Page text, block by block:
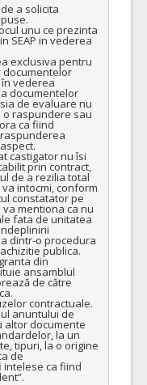
a solicita
unu ce prezinta
SEAP in vederea
exclusiva pentru
vederea
documentelor
de evaluare nu
raspundere sau
ca fiind
castigator nu îsi
prin contract,
de a rezilia total
intocmi, conform
constatator pe
va mentiona ca nu
fata de unitatea
dintr-o procedura
publica.
din
ansamblul
de către
contractuale.
anuntului de
altor documente
la un
tipuri, la o origine
de
ca fiind